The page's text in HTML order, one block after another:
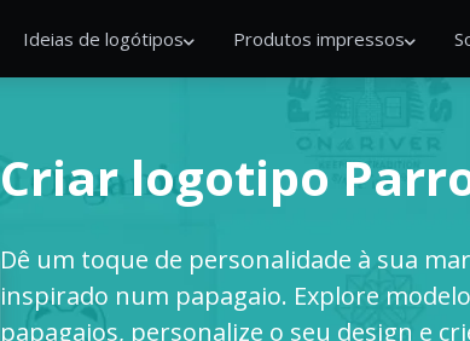
Ideias de logótipos Produtos impressos
Criar logotipo
Dê um toque de personalidade à sua
inspirado num papagaio. Explore
papagaios, personalize o seu design e